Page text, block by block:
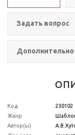
Задать вопрос
Дополнительно
Код
230102
Жанр
Автор(ы)